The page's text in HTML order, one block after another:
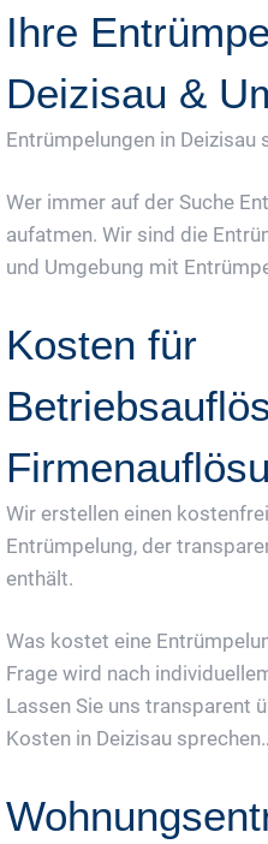
Ihre
Deizisau &
Entrümpelungen in Deizisau
Wer immer auf der Suche
aufatmen. Wir sind die
und Umgebung mit
Kosten für
Wir erstellen einen
Entrümpelung, der
enthält.
Was kostet eine
Frage wird nach
Lassen Sie uns transparent
Kosten in Deizisau